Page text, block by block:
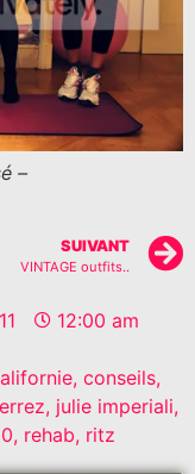
–
SUIVANT
VINTAGE outfits..
12:00 am
, conseils,
, julie imperiali,
, rehab, ritz